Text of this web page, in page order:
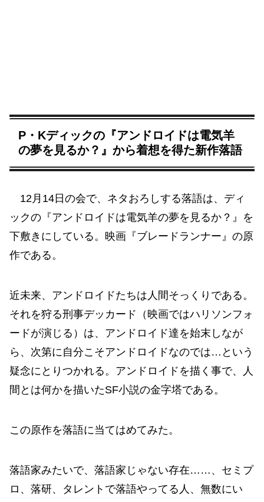
P・Kディックの『アンドロイドは電気羊
の夢を見るか？』から着想を得た新作落語
12月14日の会で、ネタおろしする落語は、ディ
ックの『アンドロイドは電気羊の夢を見るか？』を
下敷きにしている。映画『ブレードランナー』の原
作である。
近未来、アンドロイドたちは人間そっくりである。
それを狩る刑事デッカード（映画ではハリソンフォ
ードが演じる）は、アンドロイド達を始末しなが
ら、次第に自分こそアンドロイドなのでは…という
疑念にとりつかれる。アンドロイドを描く事で、人
間とは何かを描いたSF小説の金字塔である。
この原作を落語に当てはめてみた。
落語家みたいで、落語家じゃない存在……、セミプ
ロ、落研、タレントで落語やってる人、無数にい